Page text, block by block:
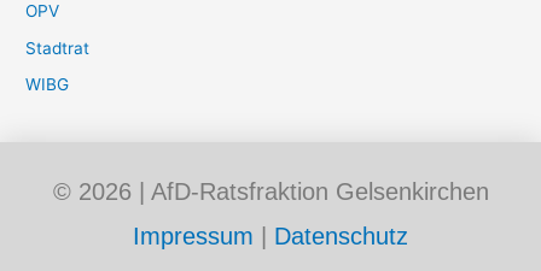
OPV
Stadtrat
WIBG
© 2026 | AfD-Ratsfraktion Gelsenkirchen
Impressum
Datenschutz